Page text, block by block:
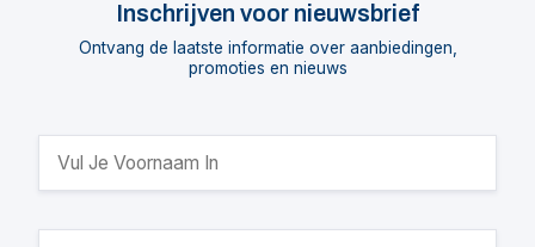
Inschrijven voor nieuwsbrief
Ontvang de laatste informatie over aanbiedingen,
promoties en nieuws